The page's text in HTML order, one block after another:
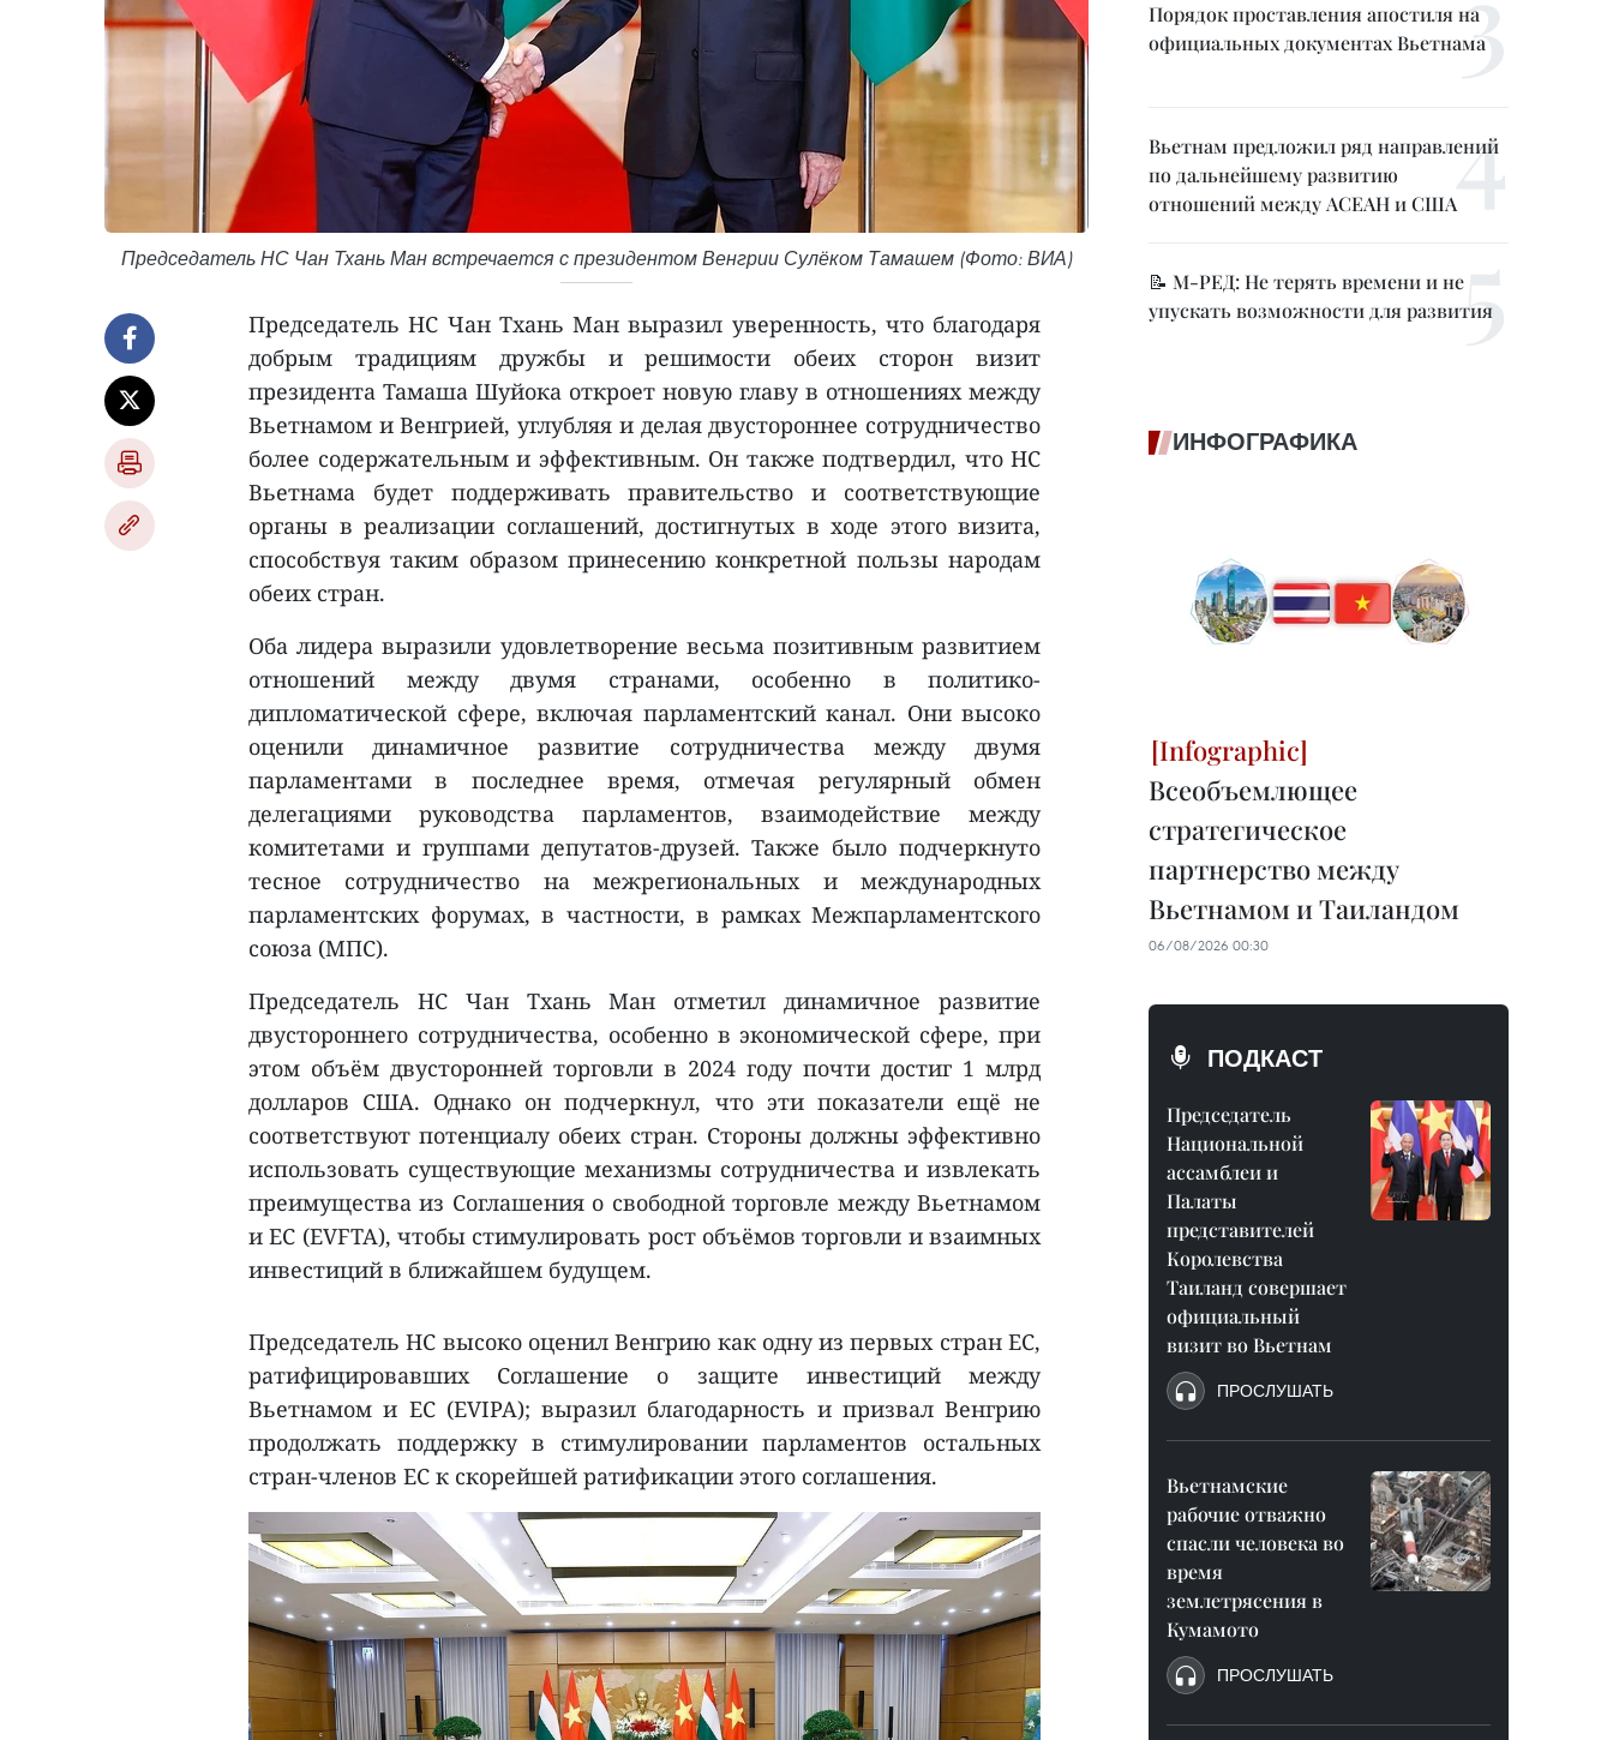
Председатель НС Чан Тхань Ман встречается с президентом Венгрии Сулёком Тамашем (Фото: ВИА)
Председатель НС Чан Тхань Ман выразил уверенность, что благодаря
добрым традициям дружбы и решимости обеих сторон визит
президента Тамаша Шуйока откроет новую главу в отношениях между
Вьетнамом и Венгрией, углубляя и делая двустороннее сотрудничество
более содержательным и эффективным. Он также подтвердил, что НС
Вьетнама будет поддерживать правительство и соответствующие
органы в реализации соглашений, достигнутых в ходе этого визита,
способствуя таким образом принесению конкретной пользы народам
обеих стран.
Оба лидера выразили удовлетворение весьма позитивным развитием
отношений между двумя странами, особенно в политико-
дипломатической сфере, включая парламентский канал. Они высоко
оценили динамичное развитие сотрудничества между двумя
парламентами в последнее время, отмечая регулярный обмен
делегациями руководства парламентов, взаимодействие между
комитетами и группами депутатов-друзей. Также было подчеркнуто
тесное сотрудничество на межрегиональных и международных
парламентских форумах, в частности, в рамках Межпарламентского
союза (МПС).
Председатель НС Чан Тхань Ман отметил динамичное развитие
двустороннего сотрудничества, особенно в экономической сфере, при
этом объём двусторонней торговли в 2024 году почти достиг 1 млрд
долларов США. Однако он подчеркнул, что эти показатели ещё не
соответствуют потенциалу обеих стран. Стороны должны эффективно
использовать существующие механизмы сотрудничества и извлекать
преимущества из Соглашения о свободной торговле между Вьетнамом
и ЕС (EVFTA), чтобы стимулировать рост объёмов торговли и взаимных
инвестиций в ближайшем будущем.
Председатель НС высоко оценил Венгрию как одну из первых стран ЕС,
ратифицировавших Соглашение о защите инвестиций между
Вьетнамом и ЕС (EVIPA); выразил благодарность и призвал Венгрию
продолжать поддержку в стимулировании парламентов остальных
стран-членов ЕС к скорейшей ратификации этого соглашения.
Порядок проставления апостиля на
официальных документах Вьетнама
Вьетнам предложил ряд направлений
по дальнейшему развитию
отношений между АСЕАН и США
📝 М-РЕД: Не терять времени и не
упускать возможности для развития
ИНФОГРАФИКА
Всеобъемлющее
стратегическое
партнерство между
Вьетнамом и Таиландом
06/08/2026 00:30
ПОДКАСТ
Председатель
Национальной
ассамблеи и
Палаты
представителей
Королевства
Таиланд совершает
официальный
визит во Вьетнам
ПРОСЛУШАТЬ
Вьетнамские
рабочие отважно
спасли человека во
время
землетрясения в
Кумамото
ПРОСЛУШАТЬ